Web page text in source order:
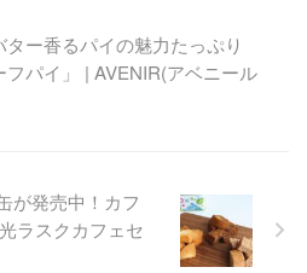
ター香るパイの魅力たっぷり
フパイ」 | AVENIR(アベニール
が発売中！カフ
ラスクカフェセ